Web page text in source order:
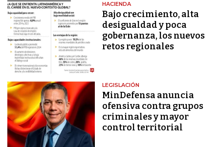
HACIENDA
Bajo crecimiento, alta
desigualdad y poca
gobernanza, los nuevos
retos regionales
LEGISLACIÓN
MinDefensa anuncia
ofensiva contra grupos
criminales y mayor
control territorial